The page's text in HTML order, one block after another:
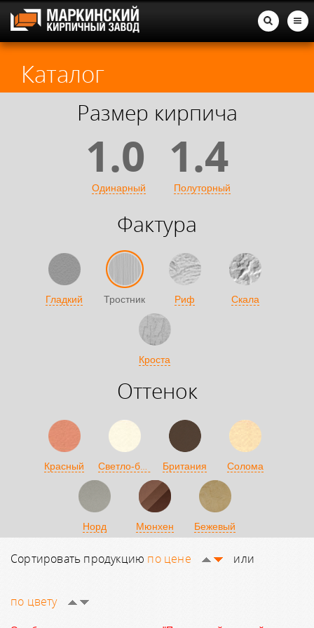
Каталог
Размер кирпича
1.0
Одинарный
1.4
Полуторный
Фактура
Гладкий Тростник Риф Скала
Кроста
Оттенок
Красный Светло-бежевый Британия Солома
Норд Мюнхен Бежевый
Сортировать продукцию по цене или
по цвету